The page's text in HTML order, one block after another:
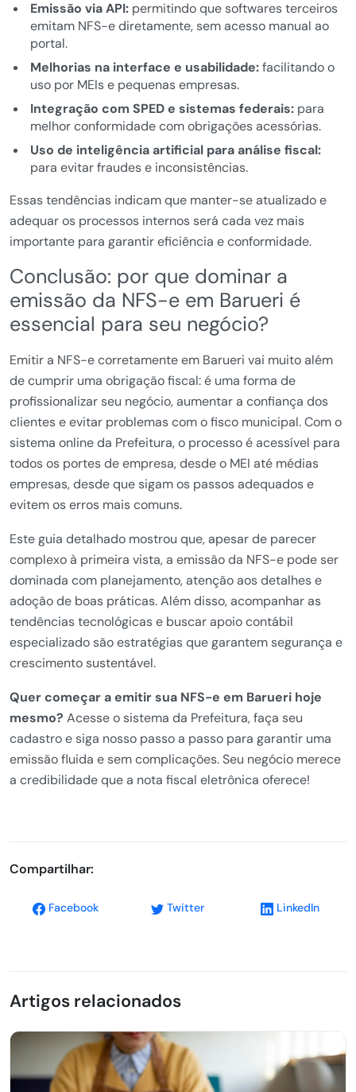
Emissão via API:permitindo que softwares terceiros
emitam NFS-e diretamente, sem acesso manual ao
portal.
Melhorias na interface e usabilidade:facilitando o
uso por MEIs e pequenas empresas.
Integração com SPED e sistemas federais:para
melhor conformidade com obrigações acessórias.
Uso de inteligência artificial para análise fiscal:
para evitar fraudes e inconsistências.
Essas tendências indicam que manter-se atualizado e
adequar os processos internos será cada vez mais
importante para garantir eficiência e conformidade.
Conclusão: por que dominar a
emissão da NFS-e em Barueri é
essencial para seu negócio?
Emitir a NFS-e corretamente em Barueri vai muito além
de cumprir uma obrigação fiscal: é uma forma de
profissionalizar seu negócio, aumentar a confiança dos
clientes e evitar problemas com o fisco municipal. Com o
sistema online da Prefeitura, o processo é acessível para
todos os portes de empresa, desde o MEI até médias
empresas, desde que sigam os passos adequados e
evitem os erros mais comuns.
Este guia detalhado mostrou que, apesar de parecer
complexo à primeira vista, a emissão da NFS-e pode ser
dominada com planejamento, atenção aos detalhes e
adoção de boas práticas. Além disso, acompanhar as
tendências tecnológicas e buscar apoio contábil
especializado são estratégias que garantem segurança e
crescimento sustentável.
Quer começar a emitir sua NFS-e em Barueri hoje
mesmo? Acesse o sistema da Prefeitura, faça seu
cadastro e siga nosso passo a passo para garantir uma
emissão fluida e sem complicações. Seu negócio merece
a credibilidade que a nota fiscal eletrônica oferece!
Compartilhar:
Facebook Twitter LinkedIn
Artigos relacionados